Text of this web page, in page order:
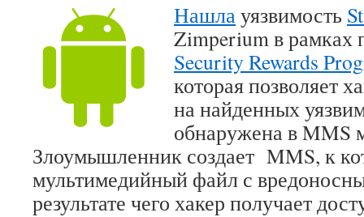
Нашлауязвимость
Zimperium в
Security Rewards
которая позволяет
на найденных
обнаружена в MMS
Злоумышленник создает MMS, к
мультимедийный файл с
результате чего хакер получает